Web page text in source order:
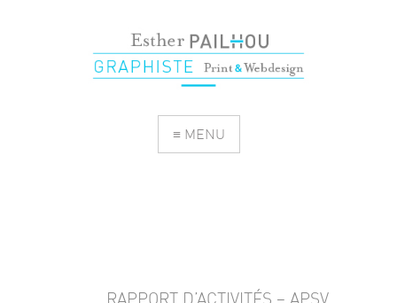
≡ MENU
RAPPORT D’ACTIVITÉS – APSV